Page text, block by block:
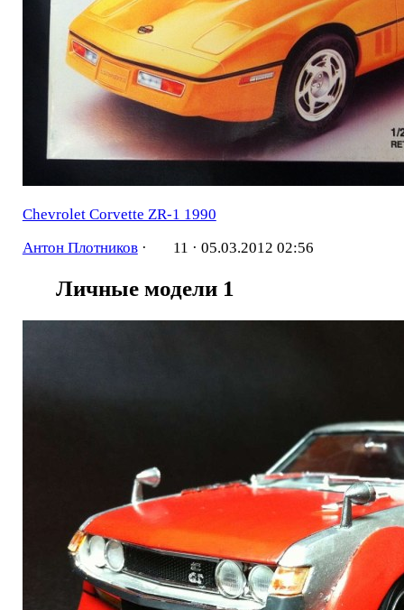
Chevrolet Corvette ZR-1 1990
Антон Плотников· 11 · 05.03.2012 02:56
Личные модели 1